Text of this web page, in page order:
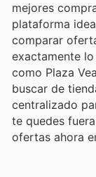
mejores
plataforma
comparar
exactamente
como Plaza
buscar de
centralizado
te quedes
ofertas ahora